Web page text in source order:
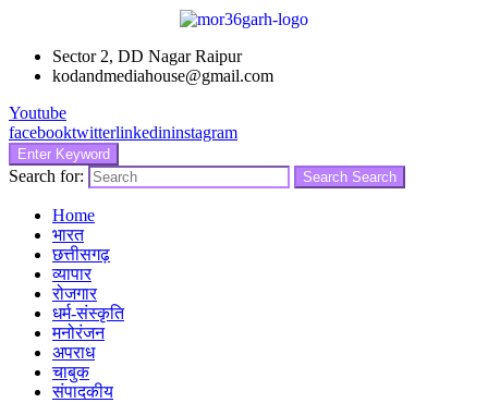
Sector 2, DD Nagar Raipur
kodandmediahouse@gmail.com
Youtube
facebooktwitterlinkedininstagram
Enter Keyword
Search for: Search Search
Home
भारत
छत्तीसगढ़
व्यापार
रोजगार
धर्म-संस्कृति
मनोरंजन
अपराध
चाबुक
संपादकीय